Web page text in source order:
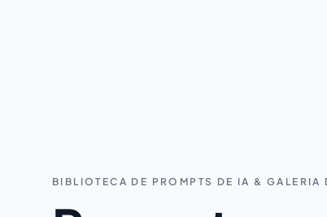
BIBLIOTECA DE PROMPTS DE IA & GALERIA